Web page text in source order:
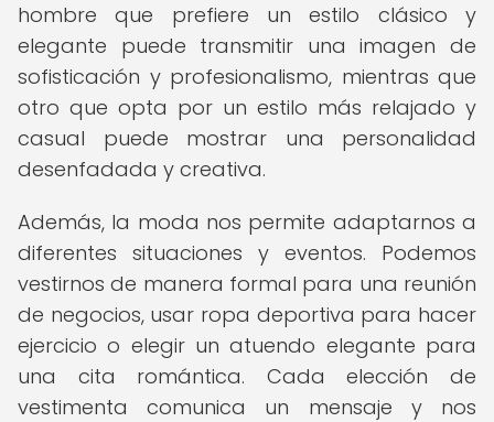
hombre que prefiere un estilo clásico y
elegante puede transmitir una imagen de
sofisticación y profesionalismo, mientras que
otro que opta por un estilo más relajado y
casual puede mostrar una personalidad
desenfadada y creativa.
Además, la moda nos permite adaptarnos a
diferentes situaciones y eventos. Podemos
vestirnos de manera formal para una reunión
de negocios, usar ropa deportiva para hacer
ejercicio o elegir un atuendo elegante para
una cita romántica. Cada elección de
vestimenta comunica un mensaje y nos